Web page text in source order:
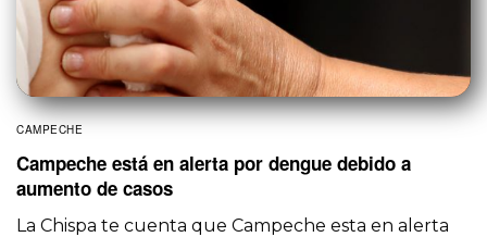
CAMPECHE
Campeche está en alerta por dengue debido a
aumento de casos
La Chispa te cuenta que Campeche esta en alerta